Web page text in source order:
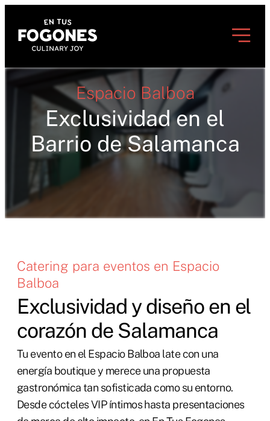
Espacio Balboa
Exclusividad en el
Barrio de Salamanca
Catering para eventos en Espacio
Balboa
Exclusividad y diseño en el
corazón de Salamanca
Tu evento en el Espacio Balboa late con una
energía boutique y merece una propuesta
gastronómica tan sofisticada como su entorno.
Desde cócteles VIP íntimos hasta presentaciones